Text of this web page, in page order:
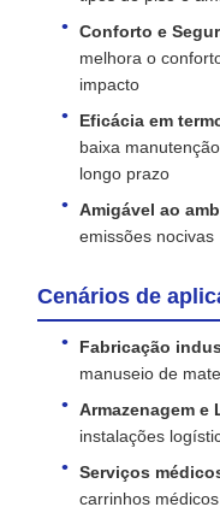
Conforto e
melhora o
impacto
Eficácia em
baixa
longo prazo
Amigável ao
emissões nocivas
Cenários de
Fabricação
manuseio de
Armazenagem e
instalações
Serviços
carrinhos